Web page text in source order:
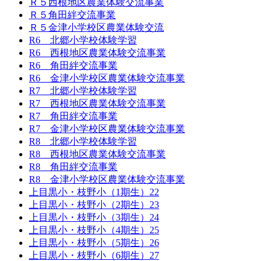
Ｒ５角田絆交流事業
Ｒ５金津小学校区農業体験交流
R6 北郷小学校体験学習
R6 西根地区農業体験交流事業
R6 角田絆交流事業
R6 金津小学校区農業体験交流事業
R7 北郷小学校体験学習
R7 西根地区農業体験交流事業
R7 角田絆交流事業
R7 金津小学校区農業体験交流事業
R8 北郷小学校体験学習
R8 西根地区農業体験交流事業
R8 角田絆交流事業
R8 金津小学校区農業体験交流事業
上目黒小・枝野小（1期生）22
上目黒小・枝野小（2期生）23
上目黒小・枝野小（3期生）24
上目黒小・枝野小（4期生）25
上目黒小・枝野小（5期生）26
上目黒小・枝野小（6期生）27